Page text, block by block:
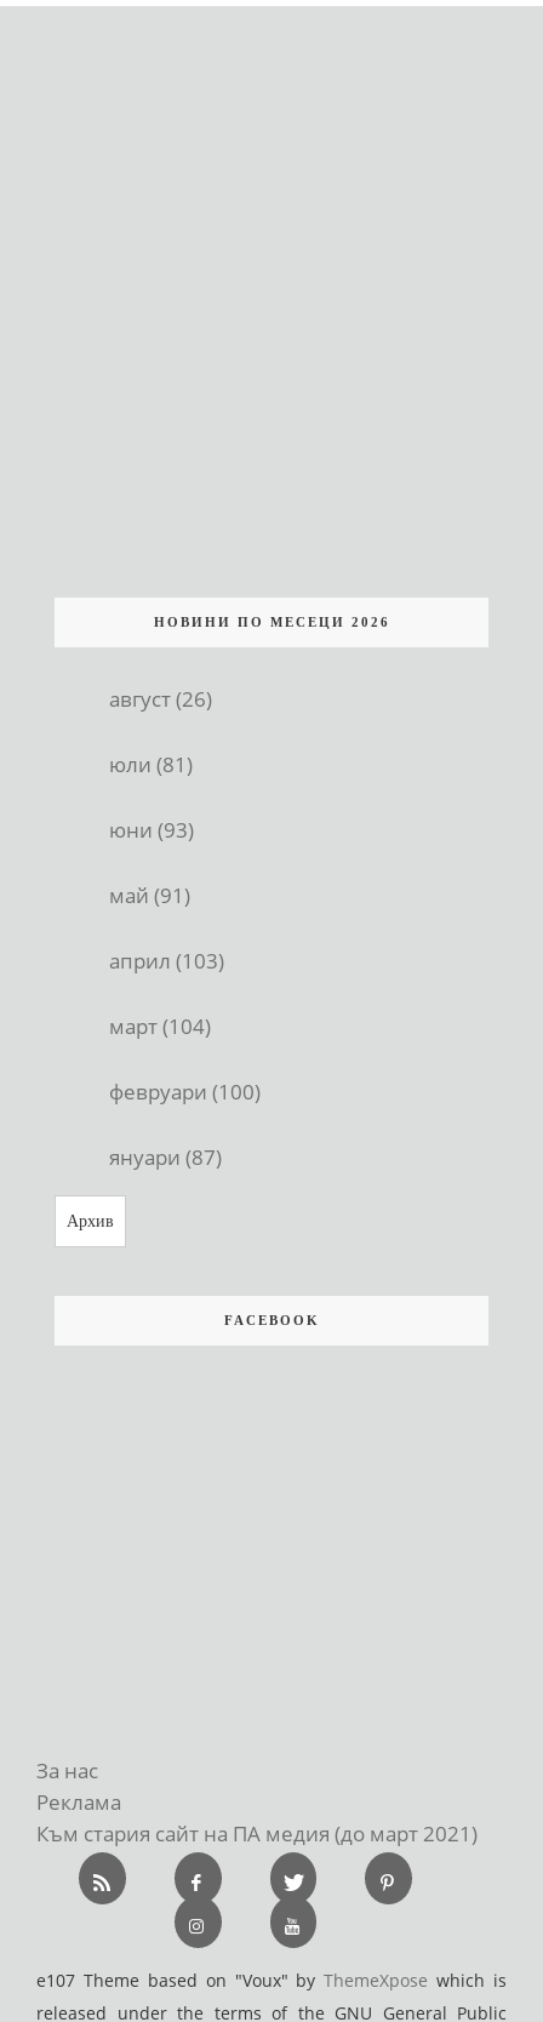
НОВИНИ ПО МЕСЕЦИ 2026
август (26)
юли (81)
юни (93)
май (91)
април (103)
март (104)
февруари (100)
януари (87)
Архив
FACEBOOK
За нас
Реклама
Към стария сайт на ПА медия (до март 2021)
e107 Theme based on "Voux" byThemeXpose which is
released under the terms of the GNU General Public